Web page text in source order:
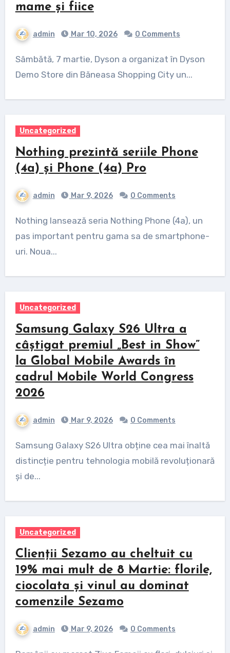
mame și fiice
admin Mar 10, 2026 0 Comments
Sâmbătă, 7 martie, Dyson a organizat în Dyson
Demo Store din Băneasa Shopping City un...
Uncategorized
Nothing prezintă seriile Phone
(4a) și Phone (4a) Pro
admin Mar 9, 2026 0 Comments
Nothing lansează seria Nothing Phone (4a), un
pas important pentru gama sa de smartphone-
uri. Noua...
Uncategorized
Samsung Galaxy S26 Ultra a
câștigat premiul „Best in Show”
la Global Mobile Awards în
cadrul Mobile World Congress
2026
admin Mar 9, 2026 0 Comments
Samsung Galaxy S26 Ultra obține cea mai înaltă
distincție pentru tehnologia mobilă revoluționară
și de...
Uncategorized
Clienții Sezamo au cheltuit cu
19% mai mult de 8 Martie: florile,
ciocolata și vinul au dominat
comenzile Sezamo
admin Mar 9, 2026 0 Comments